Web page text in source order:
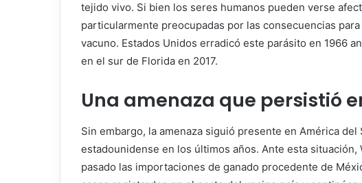
tejido vivo. Si bien los seres humanos pueden verse
particularmente preocupadas por las consecuencias
vacuno. Estados Unidos erradicó este parásito en 1966
en el sur de Florida en 2017.
Una amenaza que persistió
Sin embargo, la amenaza siguió presente en América
estadounidense en los últimos años. Ante esta
pasado las importaciones de ganado procedente de